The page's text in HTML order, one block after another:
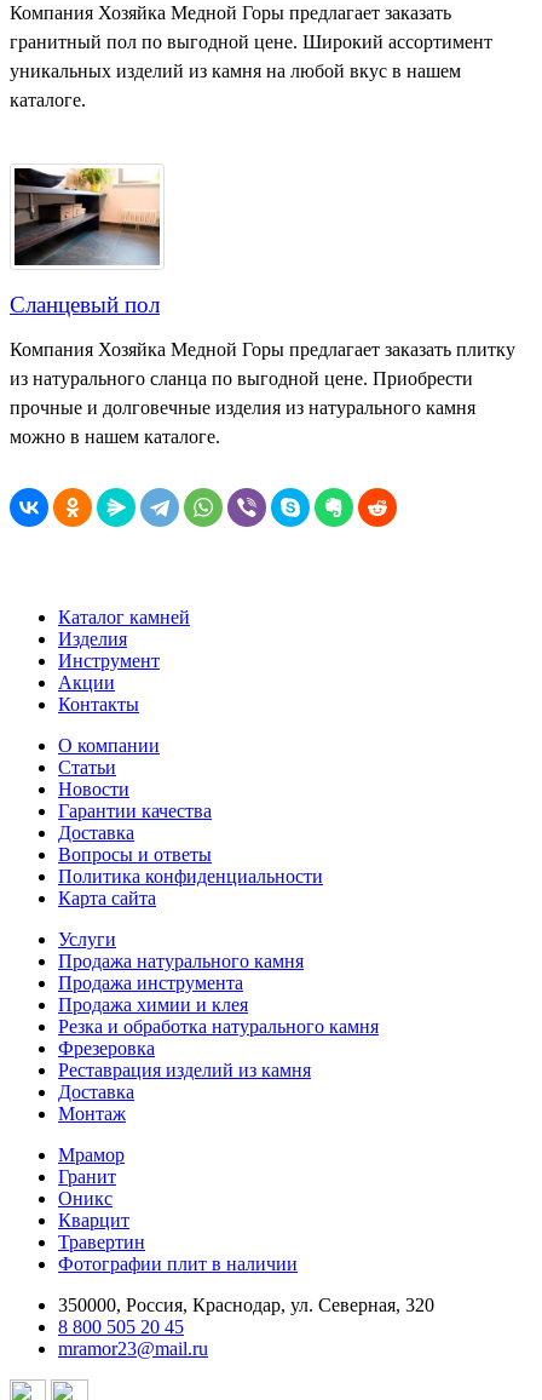
Компания Хозяйка Медной Горы предлагает заказать
гранитный пол по выгодной цене. Широкий ассортимент
уникальных изделий из камня на любой вкус в нашем
каталоге.
Сланцевый пол
Компания Хозяйка Медной Горы предлагает заказать плитку
из натурального сланца по выгодной цене. Приобрести
прочные и долговечные изделия из натурального камня
можно в нашем каталоге.
Каталог камней
Изделия
Инструмент
Акции
Контакты
О компании
Статьи
Новости
Гарантии качества
Доставка
Вопросы и ответы
Политика конфиденциальности
Карта сайта
Услуги
Продажа натурального камня
Продажа инструмента
Продажа химии и клея
Резка и обработка натурального камня
Фрезеровка
Реставрация изделий из камня
Доставка
Монтаж
Мрамор
Гранит
Оникс
Кварцит
Травертин
Фотографии плит в наличии
350000, Россия, Краснодар, ул. Северная, 320
8 800 505 20 45
mramor23@mail.ru